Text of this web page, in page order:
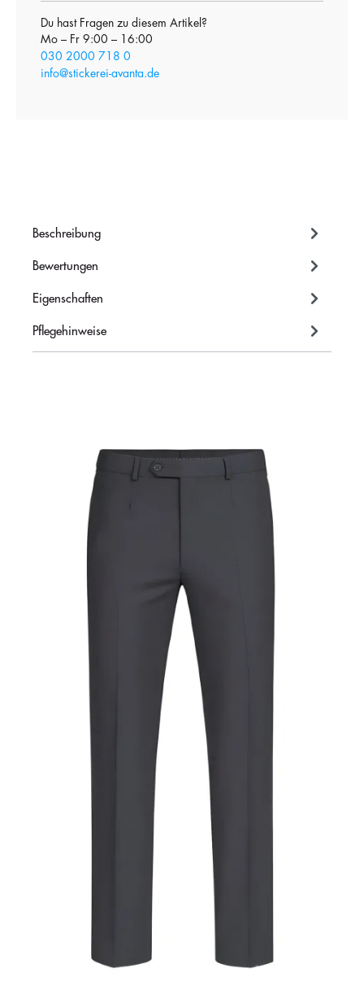
Du hast Fragen zu diesem Artikel?
Mo – Fr 9:00 – 16:00
030 2000 718 0
info@stickerei-avanta.de
Beschreibung
Bewertungen
Eigenschaften
Pflegehinweise